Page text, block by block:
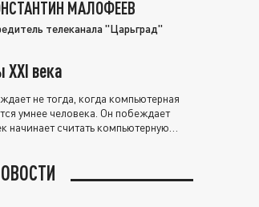
МАЛОФЕЕВ
телеканала "Царьград"
века
не тогда, когда компьютерная
умнее человека. Он побеждает
начинает считать компьютерную